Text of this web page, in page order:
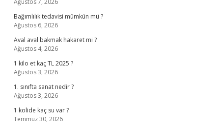
Ağustos 7, 2026
Bağımlılık tedavisi mümkün mü ?
Ağustos 6, 2026
Aval aval bakmak hakaret mi ?
Ağustos 4, 2026
1 kilo et kaç TL 2025 ?
Ağustos 3, 2026
1. sınıfta sanat nedir ?
Ağustos 3, 2026
1 kolide kaç su var ?
Temmuz 30, 2026